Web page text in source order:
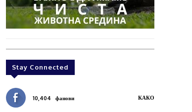
Stay Connected
10,404 фанови КАКО